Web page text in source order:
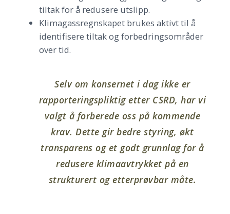
tiltak for å redusere utslipp.
Klimagassregnskapet brukes aktivt til å
identifisere tiltak og forbedringsområder
over tid.
Selv om konsernet i dag ikke er
rapporteringspliktig etter CSRD, har vi
valgt å forberede oss på kommende
krav. Dette gir bedre styring, økt
transparens og et godt grunnlag for å
redusere klimaavtrykket på en
strukturert og etterprøvbar måte.